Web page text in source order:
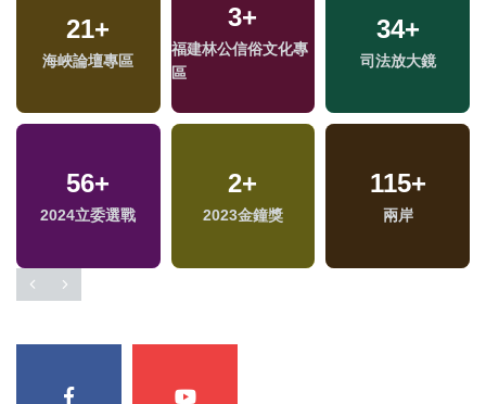
21+
海峽論壇專區
3+
福建林公信俗文化專
區
34+
司法放大鏡
56+
2024立委選戰
2+
2023金鐘獎
115+
兩岸
801+
財經及消費
15+
綜藝
1764+
政治
19+
演唱會
25+
2024總統大選
677+
旅遊